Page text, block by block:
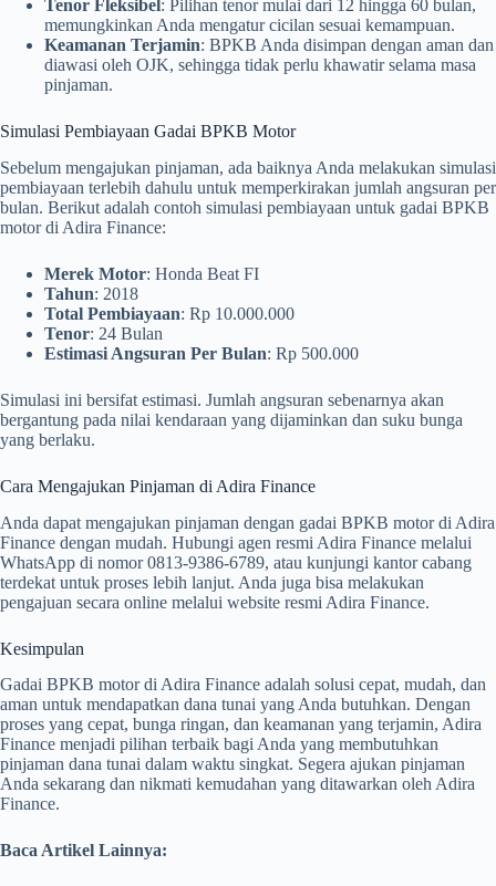
Tenor Fleksibel : Pilihan tenor mulai dari 12 hingga 60 bulan,
memungkinkan Anda mengatur cicilan sesuai kemampuan.
Keamanan Terjamin: BPKB Anda disimpan dengan aman dan
diawasi oleh OJK, sehingga tidak perlu khawatir selama masa
pinjaman.
Simulasi Pembiayaan Gadai BPKB Motor
Sebelum mengajukan pinjaman, ada baiknya Anda melakukan simulasi
pembiayaan terlebih dahulu untuk memperkirakan jumlah angsuran per
bulan. Berikut adalah contoh simulasi pembiayaan untuk gadai BPKB
motor di Adira Finance:
Merek Motor: Honda Beat FI
Tahun: 2018
Total Pembiayaan: Rp 10.000.000
Tenor: 24 Bulan
Estimasi Angsuran Per Bulan: Rp 500.000
Simulasi ini bersifat estimasi. Jumlah angsuran sebenarnya akan
bergantung pada nilai kendaraan yang dijaminkan dan suku bunga
yang berlaku.
Cara Mengajukan Pinjaman di Adira Finance
Anda dapat mengajukan pinjaman dengan gadai BPKB motor di Adira
Finance dengan mudah. Hubungi agen resmi Adira Finance melalui
WhatsApp di nomor 0813-9386-6789, atau kunjungi kantor cabang
terdekat untuk proses lebih lanjut. Anda juga bisa melakukan
pengajuan secara online melalui website resmi Adira Finance.
Kesimpulan
Gadai BPKB motor di Adira Finance adalah solusi cepat, mudah, dan
aman untuk mendapatkan dana tunai yang Anda butuhkan. Dengan
proses yang cepat, bunga ringan, dan keamanan yang terjamin, Adira
Finance menjadi pilihan terbaik bagi Anda yang membutuhkan
pinjaman dana tunai dalam waktu singkat. Segera ajukan pinjaman
Anda sekarang dan nikmati kemudahan yang ditawarkan oleh Adira
Finance.
Baca Artikel Lainnya: